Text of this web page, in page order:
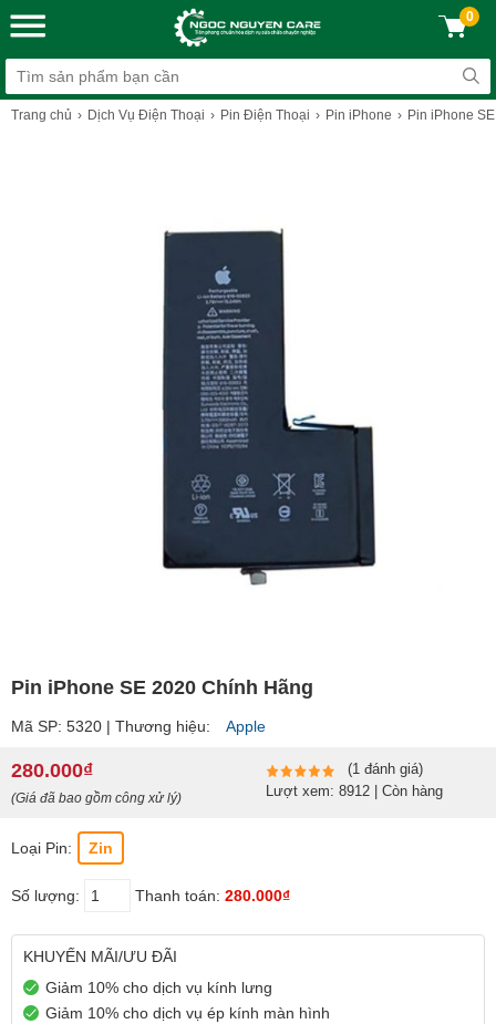
0
Trang chủ Dịch Vụ Điện Thoại Pin Điện Thoại Pin iPhone Pin iPhone
Pin iPhone SE 2020 Chính Hãng
Mã SP: 5320 | Thương hiệu: Apple
280.000₫
(Giá đã bao gồm công xử lý)
(1 đánh giá)
Lượt xem: 8912 | Còn hàng
Loại Pin: Zin
Số lượng: Thanh toán: 280.000₫
KHUYẾN MÃI/ƯU ĐÃI
Giảm 10% cho dịch vụ kính lưng
Giảm 10% cho dịch vụ ép kính màn hình